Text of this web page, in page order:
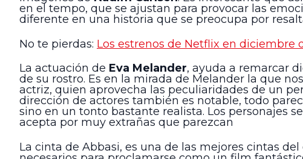
en el tempo, que se ajustan para provocar las
diferente en una historia que se preocupa por
No te pierdas: Los estrenos de Netflix en diciembre
La actuación de Eva Melander, ayuda a remarcar
de su rostro. Es en la mirada de Melander la que
actriz, quien aprovecha las peculiaridades de un
dirección de actores también es notable, todo
sino en un tonto bastante realista. Los personajes
acepta por muy extrañas que parezcan
La cinta de Abbasi, es una de las mejores cintas